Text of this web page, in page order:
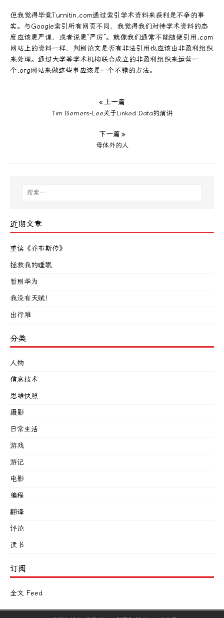
但我觉得毕竟Turnitin.com通过索引学术资料来获利是不争的事
实。与Google索引所有网页不同，我觉得我们对待学术资料的态
度应该更严谨，或者说更“严厉”。就像我们通常不能随便引用.com
网站上的资料一样，判别论文是否有非法引用也应该由非盈利组织
来处理。通过大学等学术机构联合成立的非盈利组织来运营一
个.org网站来做这些事应该是一个不错的方法。
« 上一篇
Tim Berners-Lee关于Linked Data的演讲
下一篇 »
母体外的人
近期文章
重读《乔布斯传》
拯救我的睡眠
暂别华为
我没有天赋！
出行难
分类
人物
信息技术
思维快照
摄影
日常生活
游戏
游记
电影
编程
翻译
评论
读书
订阅
全文 Feed